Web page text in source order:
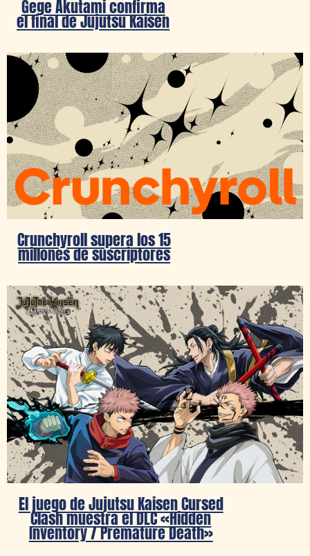
Gege Akutami confirma
el final de Jujutsu Kaisen
Crunchyroll supera los 15
millones de suscriptores
El juego de Jujutsu Kaisen Cursed
Clash muestra el DLC «Hidden
Inventory / Premature Death»